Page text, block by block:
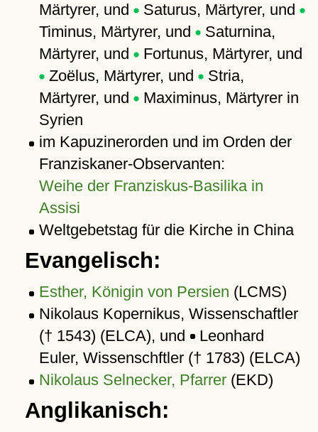
Märtyrer, und Saturus, Märtyrer, und
Timinus, Märtyrer, und Saturnina,
Märtyrer, und Fortunus, Märtyrer, und
Zoëlus, Märtyrer, und Stria,
Märtyrer, und Maximinus, Märtyrer in
Syrien
im Kapuzinerorden und im Orden der
Franziskaner-Observanten:
Weihe der Franziskus-Basilika in
Assisi
Weltgebetstag für die Kirche in China
Evangelisch:
Esther, Königin von Persien (LCMS)
Nikolaus Kopernikus, Wissenschaftler
(† 1543) (ELCA), und Leonhard
Euler, Wissenschftler († 1783) (ELCA)
Nikolaus Selnecker, Pfarrer(EKD)
Anglikanisch: